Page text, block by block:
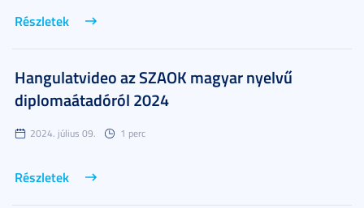
Részletek
Hangulatvideo az SZAOK magyar nyelvű
diplomaátadóról 2024
2024. július 09. 1 perc
Részletek